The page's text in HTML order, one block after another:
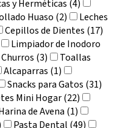
y Herméticas (4)
Huaso (2)
Leches
Cepillos de Dientes (17)
Limpiador de Inodoro
Churros (3)
Toallas
Alcaparras (1)
Snacks para Gatos (31)
Mini Hogar (22)
de Avena (1)
Pasta Dental (49)